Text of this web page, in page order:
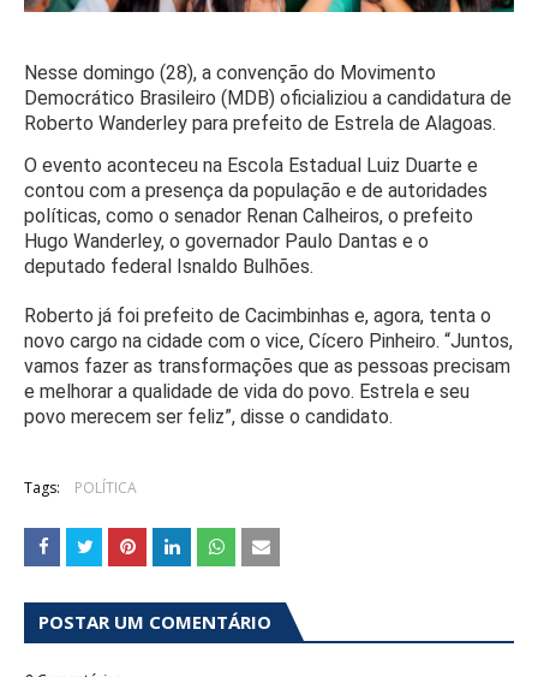
Nesse domingo (28), a convenção do Movimento
Democrático Brasileiro (MDB) oficializiou a candidatura de
Roberto Wanderley para prefeito de Estrela de Alagoas.
O evento aconteceu na Escola Estadual Luiz Duarte e
contou com a presença da população e de autoridades
políticas, como o senador Renan Calheiros, o prefeito
Hugo Wanderley, o governador Paulo Dantas e o
deputado federal Isnaldo Bulhões.
Roberto já foi prefeito de Cacimbinhas e, agora, tenta o
novo cargo na cidade com o vice, Cícero Pinheiro. “Juntos,
vamos fazer as transformações que as pessoas precisam
e melhorar a qualidade de vida do povo. Estrela e seu
povo merecem ser feliz”, disse o candidato.
Tags: POLÍTICA
POSTAR UM COMENTÁRIO